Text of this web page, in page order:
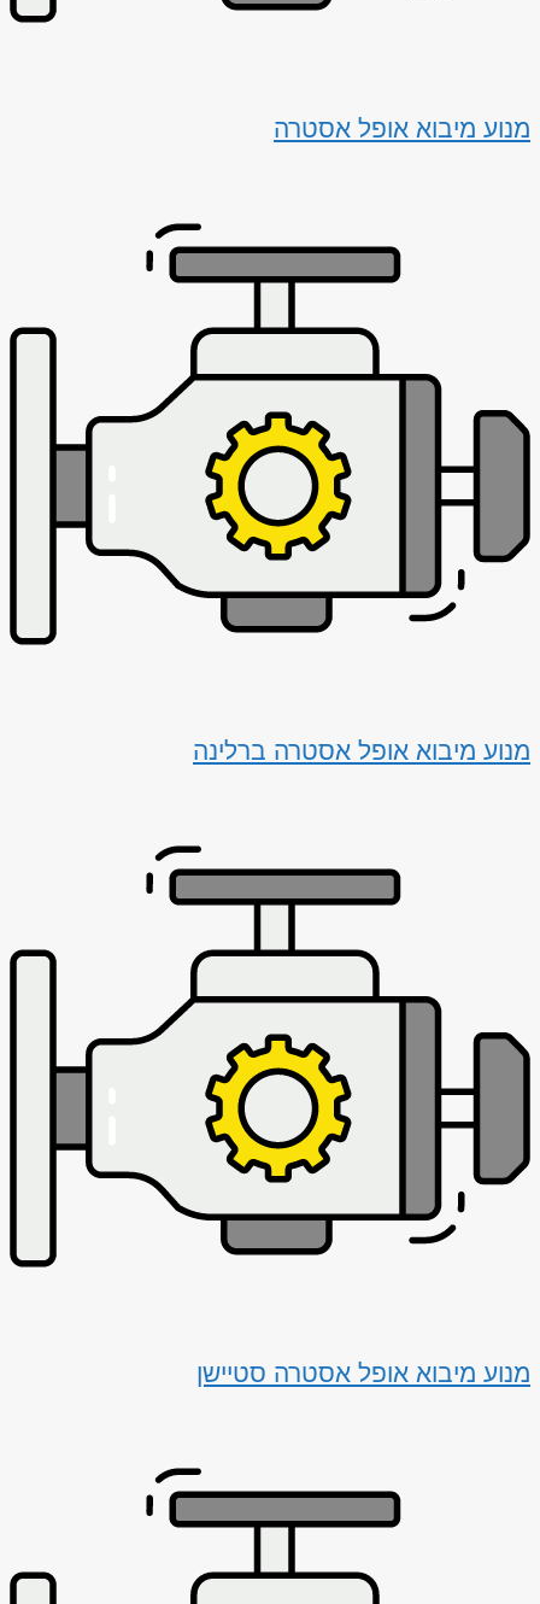
מנוע מיבוא אופל אסטרה
מנוע מיבוא אופל אסטרה ברלינה
מנוע מיבוא אופל אסטרה סטיישן